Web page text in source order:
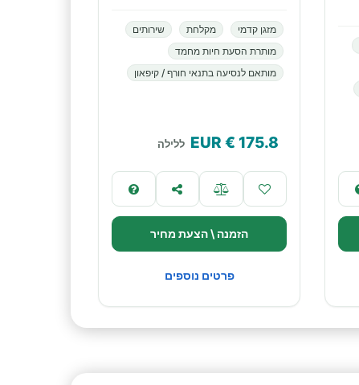
מזגן קדמי מקלחת
שירותים
מותרת הסעת חיות מחמד
מותאם לנסיעה בתנאי חורף / קיפאון
175.8
€ EUR ללילה
הזמנה \ הצעת מחיר
פרטים נוספים